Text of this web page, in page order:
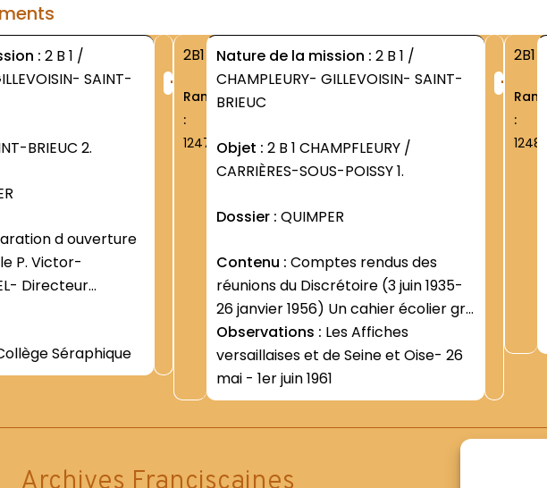
: 2 B 1 /
SAINT-
BRIEUC 2.
P. Victor-
Directeur
-Travaux
liste- avec
(février
-Relations avec
absolue d
Séraphique
+
2B1
Rang
:
1247
Nature de la mission : 2 B 1 /
CHAMPLEURY- GILLEVOISIN- SAINT-
BRIEUC
Objet : 2 B 1 CHAMPFLEURY /
CARRIÈRES-SOUS-POISSY 1.
Dossier : QUIMPER
Contenu :
réunions du Discrétoire (3 juin 1935-
26 janvier 1956) Un cahier écolier gris
("" Grand Bazar de l Hôtel-de-Ville "")
Observations : Les Affiches
versaillaises et de Seine et Oise- 26
mai - 1er juin 1961
+
2B1
Rang
:
1248